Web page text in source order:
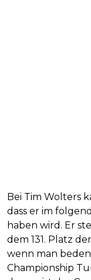
Bei Tim Wolters
dass er im
haben wird. Er
dem 131. Platz
wenn man
Championship